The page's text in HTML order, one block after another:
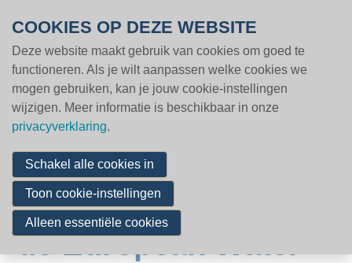
MENU
Wendy Francken
(directeur Vlario)
wordt voorzitter van
de European Water
Word lid
Vacatures
Partners
COOKIES OP DEZE WEBSITE
Deze website maakt gebruik van cookies om goed te
functioneren. Als je wilt aanpassen welke cookies we
mogen gebruiken, kan je jouw cookie-instellingen
wijzigen. Meer informatie is beschikbaar in onze
privacyverklaring.
Schakel alle cookies in
Toon cookie-instellingen
Alleen essentiële cookies